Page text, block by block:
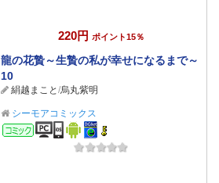
220円 ポイント15％
龍の花贄～生贄の私が幸せになるまで～
10
絹越まこと /烏丸紫明
シーモアコミックス
コミック